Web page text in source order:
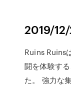
2019/
Ruins Ruins
闘を体験す
た。 強力な